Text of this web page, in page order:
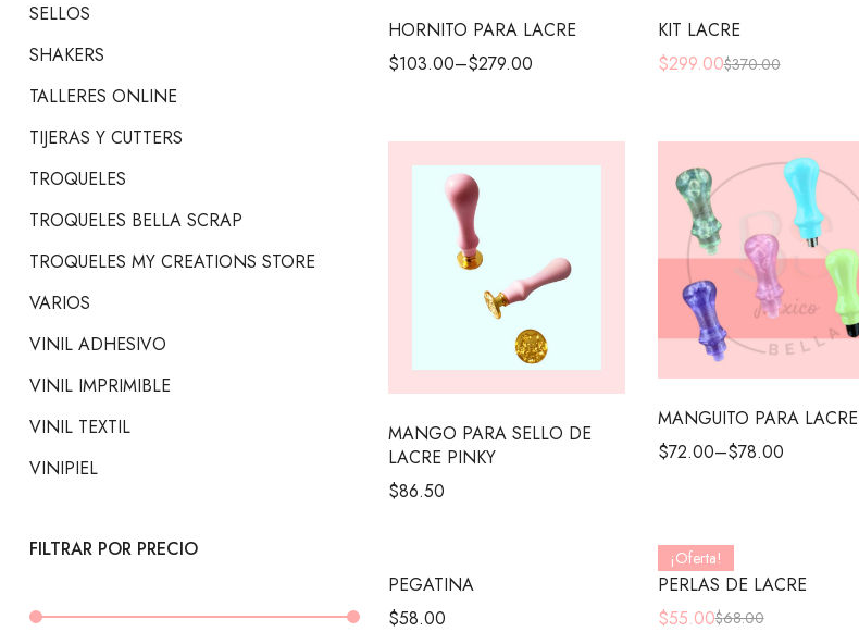
HORNITO PARA LACRE
$103.00–$279.00
KIT LACRE
$370.00
$299.00
MANGO PARA SELLO DE
LACRE PINKY
$86.50
MANGUITO PARA LACRE
$72.00–$78.00
PEGATINA
$58.00
¡Oferta!
PERLAS DE LACRE
$68.00
$55.00
SELLOS
SHAKERS
TALLERES ONLINE
TIJERAS Y CUTTERS
TROQUELES
TROQUELES BELLA SCRAP
TROQUELES MY CREATIONS STORE
VARIOS
VINIL ADHESIVO
VINIL IMPRIMIBLE
VINIL TEXTIL
VINIPIEL
FILTRAR POR PRECIO